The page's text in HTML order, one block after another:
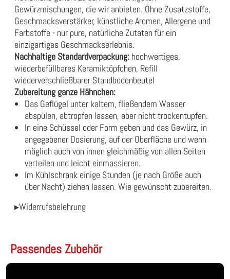
Gewürzmischungen, die wir anbieten. Ohne Zusatzstoffe,
Geschmacksverstärker, künstliche Aromen, Allergene und
Farbstoffe - nur pure, natürliche Zutaten für ein
einzigartiges Geschmackserlebnis.
Nachhaltige Standardverpackung: hochwertiges,
wiederbefüllbares Keramiktöpfchen, Refill
wiederverschließbarer Standbodenbeutel
Zubereitung ganze Hähnchen:
Das Geflügel unter kaltem, fließendem Wasser
abspülen, abtropfen lassen, aber nicht trockentupfen.
In eine Schüssel oder Form geben und das Gewürz, in
angegebener Dosierung, auf der Oberfläche und wenn
möglich auch von innen gleichmäßig von allen Seiten
verteilen und leicht einmassieren.
Im Kühlschrank einige Stunden (je nach Größe auch
über Nacht) ziehen lassen. Wie gewünscht zubereiten.
▸Widerrufsbelehrung
Passendes Zubehör